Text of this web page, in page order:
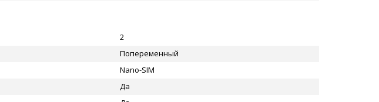
2
Попеременный
Nano-SIM
Да